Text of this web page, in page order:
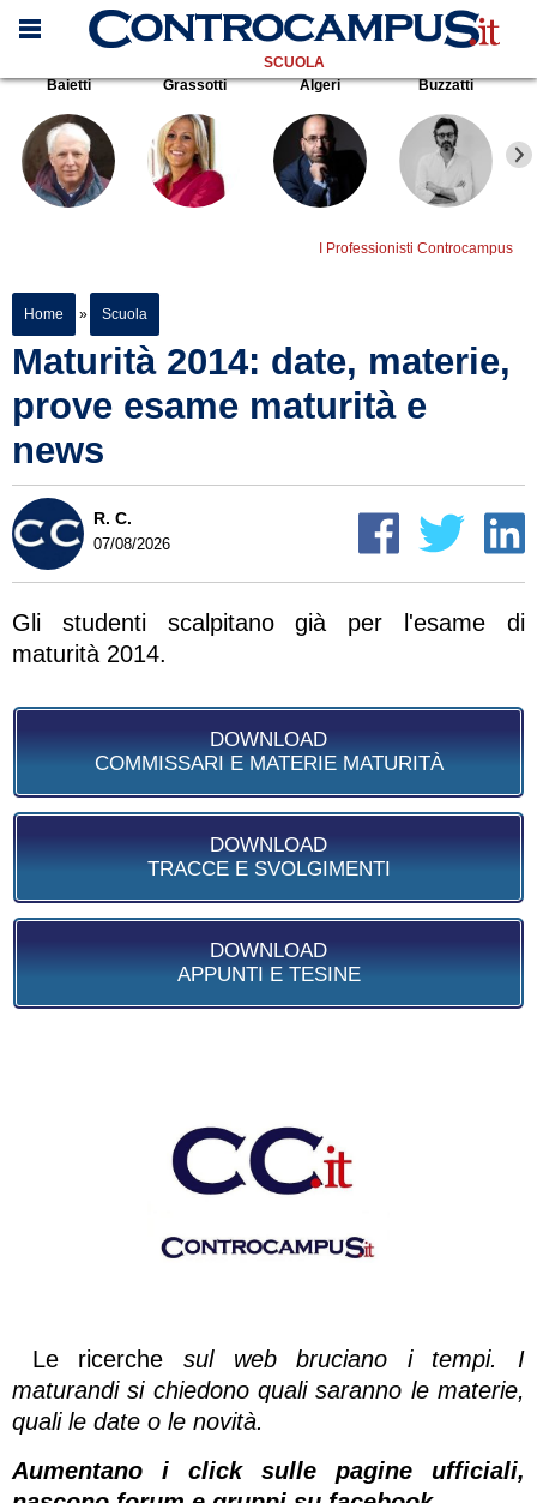
SCUOLA
Baietti
Grassotti Algeri Buzzatti
I Professionisti Controcampus
Home » Scuola
Maturità 2014: date, materie,
prove esame maturità e
news
R. C.
07/08/2026
Gli studenti scalpitano già per l'esame di
maturità 2014.
DOWNLOAD
COMMISSARI E MATERIE MATURITÀ
DOWNLOAD
TRACCE E SVOLGIMENTI
DOWNLOAD
APPUNTI E TESINE
Le ricerche sul web bruciano i tempi. I
maturandi si chiedono quali saranno le materie,
quali le date o le novità.
Aumentano i click sulle pagine ufficiali,